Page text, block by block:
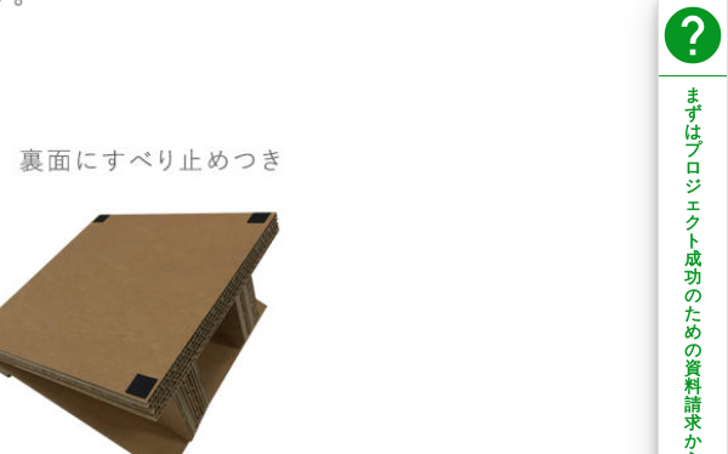
help
ま
ず
は
プ
ロ
ジ
ェ
ク
ト
成
功
の
た
め
の
資
料
請
求
か